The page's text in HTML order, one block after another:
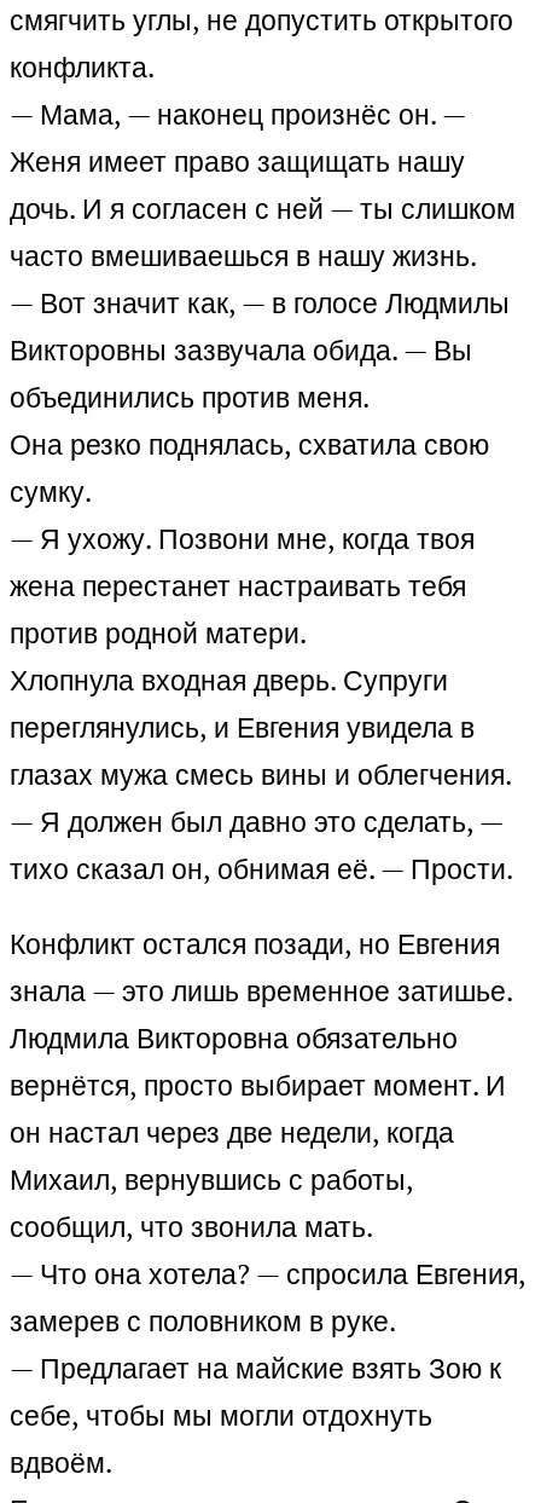
смягчить углы, не допустить открытого
конфликта.
— Мама, — наконец произнёс он. —
Женя имеет право защищать нашу
дочь. И я согласен с ней — ты слишком
часто вмешиваешься в нашу жизнь.
— Вот значит как, — в голосе Людмилы
Викторовны зазвучала обида. — Вы
объединились против меня.
Она резко поднялась, схватила свою
сумку.
— Я ухожу. Позвони мне, когда твоя
жена перестанет настраивать тебя
против родной матери.
Хлопнула входная дверь. Супруги
переглянулись, и Евгения увидела в
глазах мужа смесь вины и облегчения.
— Я должен был давно это сделать, —
тихо сказал он, обнимая её. — Прости.
Конфликт остался позади, но Евгения
знала — это лишь временное затишье.
Людмила Викторовна обязательно
вернётся, просто выбирает момент. И
он настал через две недели, когда
Михаил, вернувшись с работы,
сообщил, что звонила мать.
— Что она хотела? — спросила Евгения,
замерев с половником в руке.
— Предлагает на майские взять Зою к
себе, чтобы мы могли отдохнуть
вдвоём.